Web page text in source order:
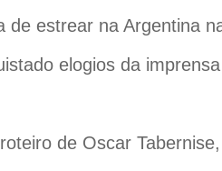
de estrear na Argentina
elogios da
de Oscar